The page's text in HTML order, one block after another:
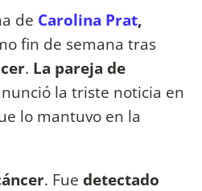
de Carolina Prat,
fin de semana tras
. La pareja de
la triste noticia en
lo mantuvo en la
. Fue detectado